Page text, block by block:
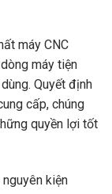
máy CNC
máy tiện
Quyết định
cấp, chúng
quyền lợi tốt
nguyên kiện